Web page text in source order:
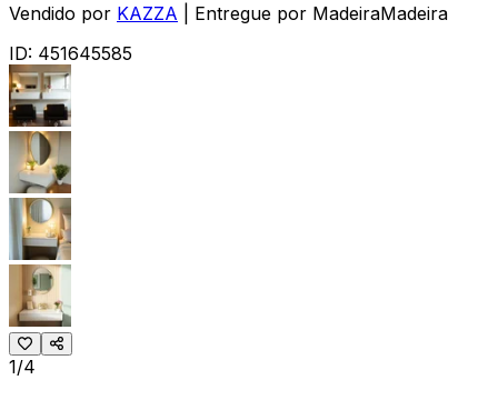
Vendido por KAZZA | Entregue por MadeiraMadeira
ID: 451645585
1/4